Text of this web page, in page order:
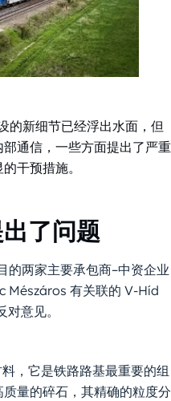
的新细节已经浮出水面，但
通信，一些方面提出了严重
干预措施。
了问题
的两家主要承包商–中资企业
Mészáros 有关联的 V-Híd
意见。
，它是铁路路基最重要的组
量的碎石，其精确的粒度分